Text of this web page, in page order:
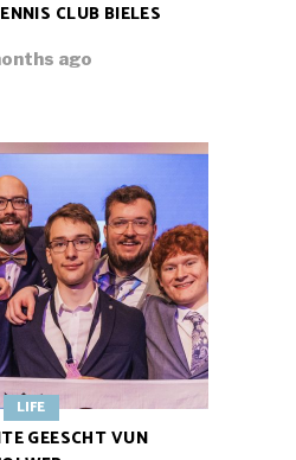
CLUB BIELES
ago
LIFE
GEESCHT VUN